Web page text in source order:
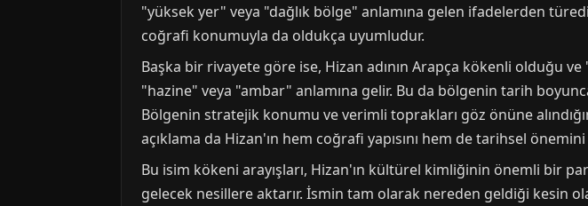
"yüksek yer" veya "dağlık bölge" anlamına gelen ifadelerden
coğrafi konumuyla da oldukça uyumludur.
Başka bir rivayete göre ise, Hizan adının Arapça kökenli olduğu
"hazine" veya "ambar" anlamına gelir. Bu da bölgenin tarih
Bölgenin stratejik konumu ve verimli toprakları göz önüne
açıklama da Hizan'ın hem coğrafi yapısını hem de tarihsel
Bu isim kökeni arayışları, Hizan'ın kültürel kimliğinin önemli bir
gelecek nesillere aktarır. İsmin tam olarak nereden geldiği kesin